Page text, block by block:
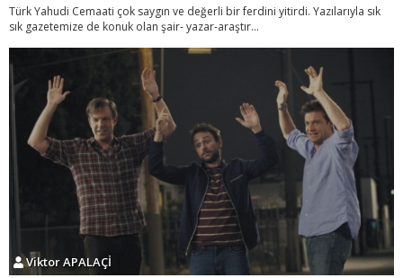
Türk Yahudi Cemaati çok saygın ve değerli bir ferdini yitirdi. Yazılarıyla sık
sık gazetemize de konuk olan şair- yazar-araştır...
Viktor APALAÇİ